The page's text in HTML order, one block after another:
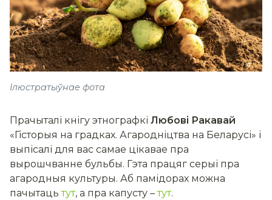
Ілюстратыўнае фота
Прачыталі кнігу этнографкі Любові Ракавай
«Гісторыя на градках. Агародніцтва на Беларусі» і
выпісалі для вас самае цікавае пра
вырошчванне бульбы. Гэта працяг серыі пра
агародныя культуры. Аб памідорах можна
пачытацьтут, а пра капусту – тут.